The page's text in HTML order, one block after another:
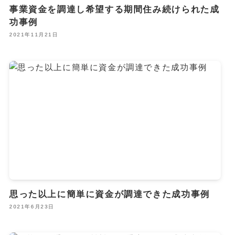
事業資金を調達し希望する期間住み続けられた成
功事例
2021年11月21日
思った以上に簡単に資金が調達できた成功事例
2021年6月23日